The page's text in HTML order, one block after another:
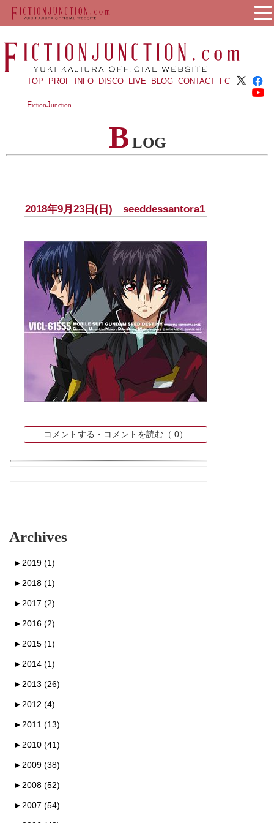
TOP PROF INFO DISCO LIVE BLOG CONTACT FC
FictionJunction
B LOG
2018年9月23日(日) seeddessantora1
コメントする・コメントを読む（ 0）
Archives
► 2019 (1)
► 2018 (1)
► 2017 (2)
► 2016 (2)
► 2015 (1)
► 2014 (1)
► 2013 (26)
► 2012 (4)
► 2011 (13)
► 2010 (41)
► 2009 (38)
► 2008 (52)
► 2007 (54)